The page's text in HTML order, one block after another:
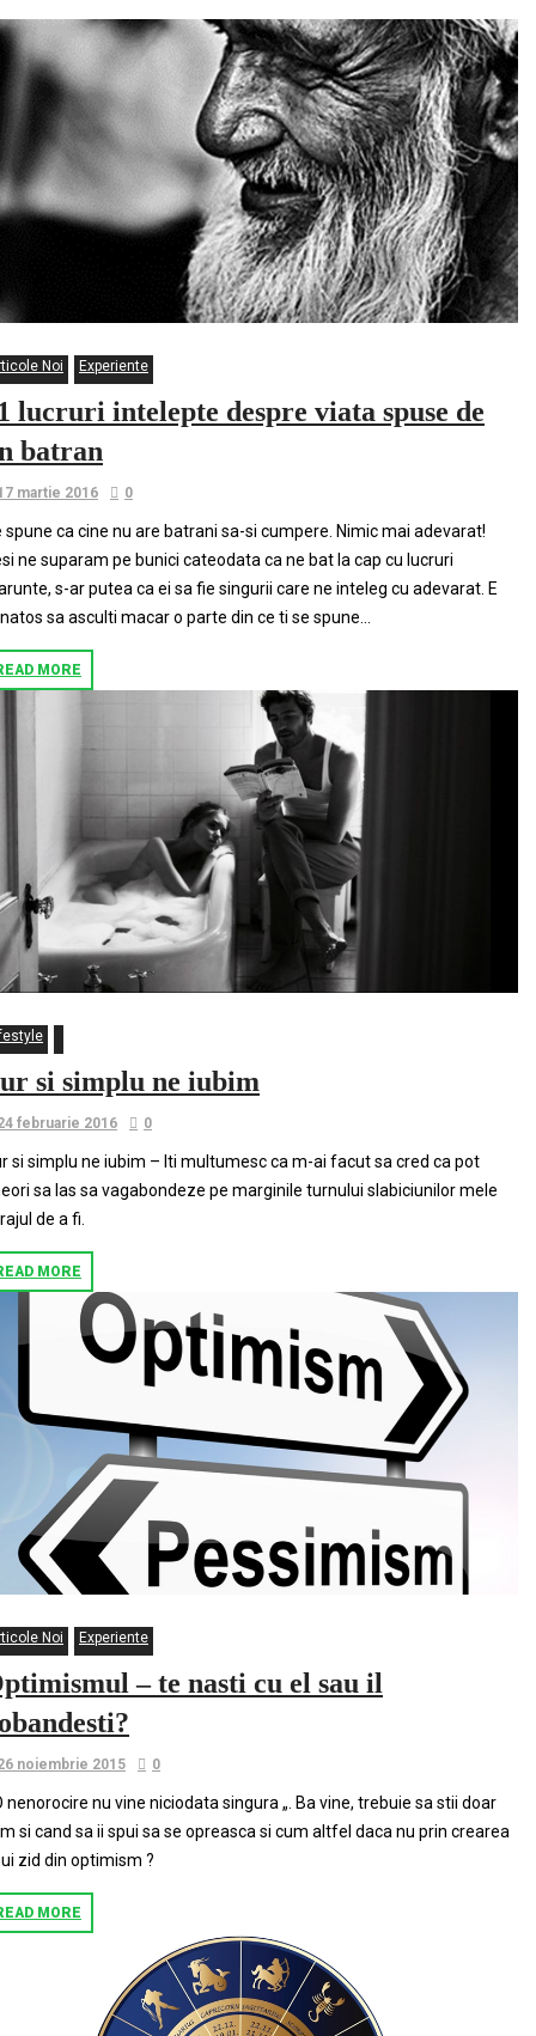
Noi Experiente
lucruri intelepte despre viata spuse de
batran
martie 2016 0
spune ca cine nu are batrani sa-si cumpere. Nimic mai adevarat!
ne suparam pe bunici cateodata ca ne bat la cap cu lucruri
s-ar putea ca ei sa fie singurii care ne inteleg cu adevarat. E
sa asculti macar o parte din ce ti se spune...
MORE
si simplu ne iubim
februarie 2016 0
si simplu ne iubim – Iti multumesc ca m-ai facut sa cred ca pot
sa las sa vagabondeze pe marginile turnului slabiciunilor mele
de a fi.
MORE
Noi Experiente
– te nasti cu el sau il
noiembrie 2015 0
nenorocire nu vine niciodata singura „. Ba vine, trebuie sa stii doar
si cand sa ii spui sa se opreasca si cum altfel daca nu prin crearea
zid din optimism ?
MORE